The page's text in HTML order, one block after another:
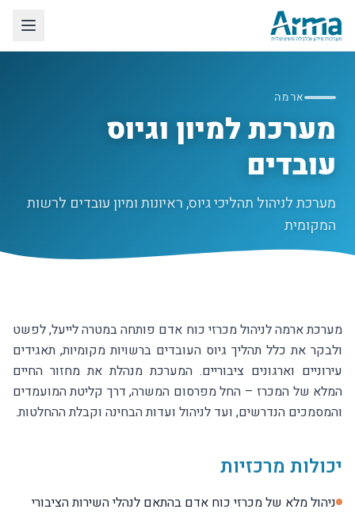
דלג לתוכן הראשי
ארמה
מערכת למיון וגיוס
עובדים
מערכת לניהול תהליכי גיוס, ראיונות ומיון עובדים לרשות
המקומית
מערכת ארמה לניהול מכרזי כוח אדם פותחה במטרה לייעל, לפשט
ולבקר את כלל תהליך גיוס העובדים ברשויות מקומיות, תאגידים
עירוניים וארגונים ציבוריים. המערכת מנהלת את מחזור החיים
המלא של המכרז – החל מפרסום המשרה, דרך קליטת המועמדים
והמסמכים הנדרשים, ועד לניהול ועדות הבחינה וקבלת ההחלטות.
יכולות מרכזיות
ניהול מלא של מכרזי כוח אדם בהתאם לנהלי השירות הציבורי